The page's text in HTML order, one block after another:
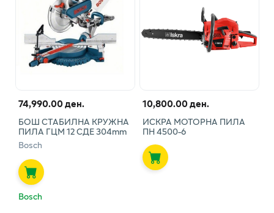
74,990.00 ден.
БОШ СТАБИЛНА КРУЖНА
ПИЛА ГЦМ 12 СДЕ 304mm
Bosch
Bosch
10,800.00 ден.
ИСКРА МОТОРНА ПИЛА
ПН 4500-6